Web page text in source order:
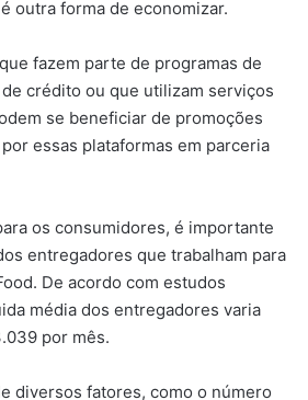
outra forma de economizar.
fazem parte de programas de
crédito ou que utilizam serviços
se beneficiar de promoções
essas plataformas em parceria
os consumidores, é importante
entregadores que trabalham para
De acordo com estudos
média dos entregadores varia
por mês.
diversos fatores, como o número